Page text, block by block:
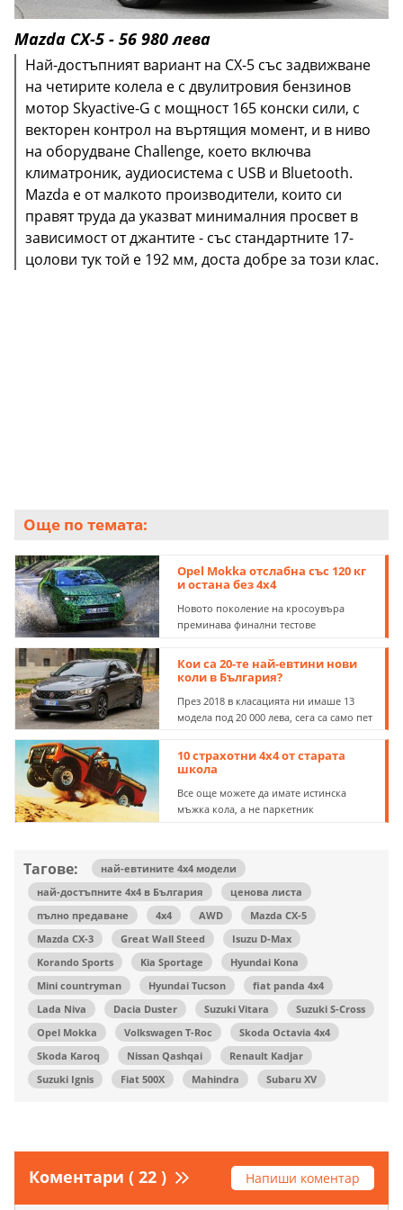
Mazda CX-5 - 56 980 лева
Най-достъпният вариант на CX-5 със задвижване
на четирите колела е с двулитровия бензинов
мотор Skyactive-G с мощност 165 конски сили, с
векторен контрол на въртящия момент, и в ниво
на оборудване Challenge, което включва
климатроник, аудиосистема с USB и Bluetooth.
Mazda e от малкото производители, които си
правят труда да указват минималния просвет в
зависимост от джантите - със стандартните 17-
цолови тук той е 192 мм, доста добре за този клас.
Още по темата:
Opel Mokka отслабна със 120 кг
и остана без 4х4
Новото поколение на кросоувъра
преминава финални тестове
Кои са 20-те най-евтини нови
коли в България?
През 2018 в класацията ни имаше 13
модела под 20 000 лева, сега са само пет
10 страхотни 4х4 от старата
школа
Все още можете да имате истинска
мъжка кола, а не паркетник
Тагове:
най-евтините 4х4 модели
най-достъпните 4х4 в България
ценова листа
пълно предаване
4х4 AWD
Mazda CX-5
Mazda CX-3
Great Wall Steed
Isuzu D-Max
Korando Sports
Kia Sportage
Hyundai Kona
Mini countryman
Hyundai Tucson
fiat panda 4x4
Lada Niva
Dacia Duster Suzuki Vitara
Suzuki S-Cross
Opel Mokka
Volkswagen T-Roc
Skoda Octavia 4x4
Skoda Karoq
Nissan Qashqai
Renault Kadjar
Suzuki Ignis
Fiat 500X Mahindra Subaru XV
Коментари ( 22 ) Напиши коментар